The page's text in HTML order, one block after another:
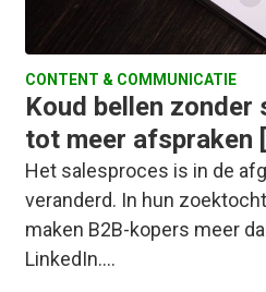
CONTENT & COMMUNICATIE
Koud bellen
tot meer afspraken
Het salesproces is in de
veranderd. In hun
maken B2B-kopers meer
LinkedIn.…